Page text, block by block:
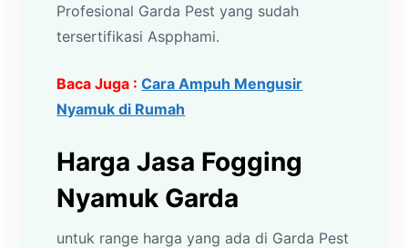
Profesional Garda Pest yang sudah
tersertifikasi Aspphami.
Baca Juga :Cara Ampuh Mengusir
Nyamuk di Rumah
Harga Jasa Fogging
Nyamuk Garda
untuk range harga yang ada di Garda Pest